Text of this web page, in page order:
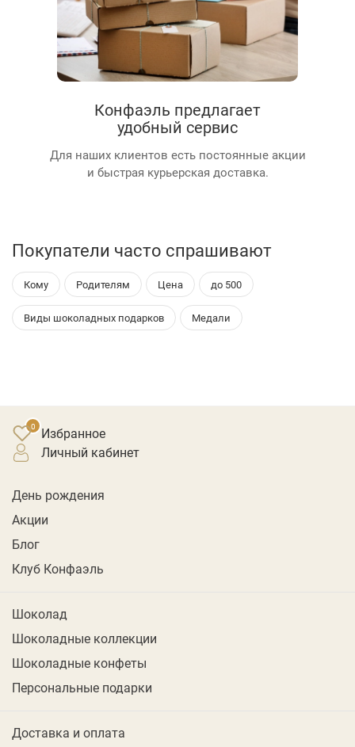
Конфаэль предлагает
удобный сервис
Для наших клиентов есть постоянные акции
и быстрая курьерская доставка.
Покупатели часто спрашивают
Кому Родителям Цена до 500
Виды шоколадных подарков Медали
Избранное
личный кабинет
День рождения
Акции
Блог
Клуб Конфаэль
Шоколад
Шоколадные коллекции
Шоколадные конфеты
Персональные подарки
Доставка и оплата